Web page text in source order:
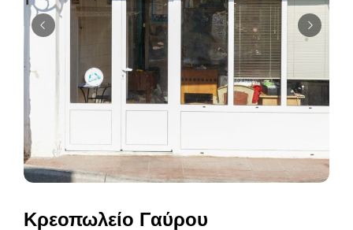
Κρεοπωλείο Γαύρου